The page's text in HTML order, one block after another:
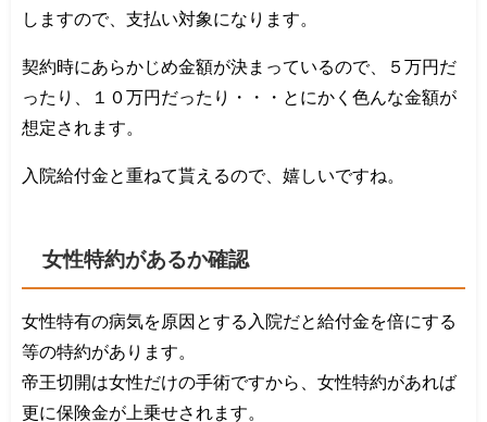
しますので、支払い対象になります。
契約時にあらかじめ金額が決まっているので、５万円だ
ったり、１０万円だったり・・・とにかく色んな金額が
想定されます。
入院給付金と重ねて貰えるので、嬉しいですね。
女性特約があるか確認
女性特有の病気を原因とする入院だと給付金を倍にする
等の特約があります。
帝王切開は女性だけの手術ですから、女性特約があれば
更に保険金が上乗せされます。